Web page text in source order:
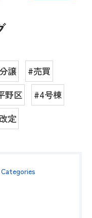
譲
#売買
野区
#4号棟
定
Categories